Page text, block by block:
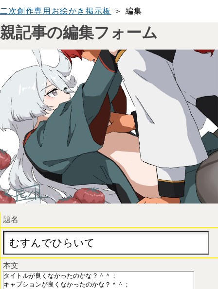
二次創作専用お絵かき掲示板 ＞ 編集
親記事の編集フォーム
題名
本文